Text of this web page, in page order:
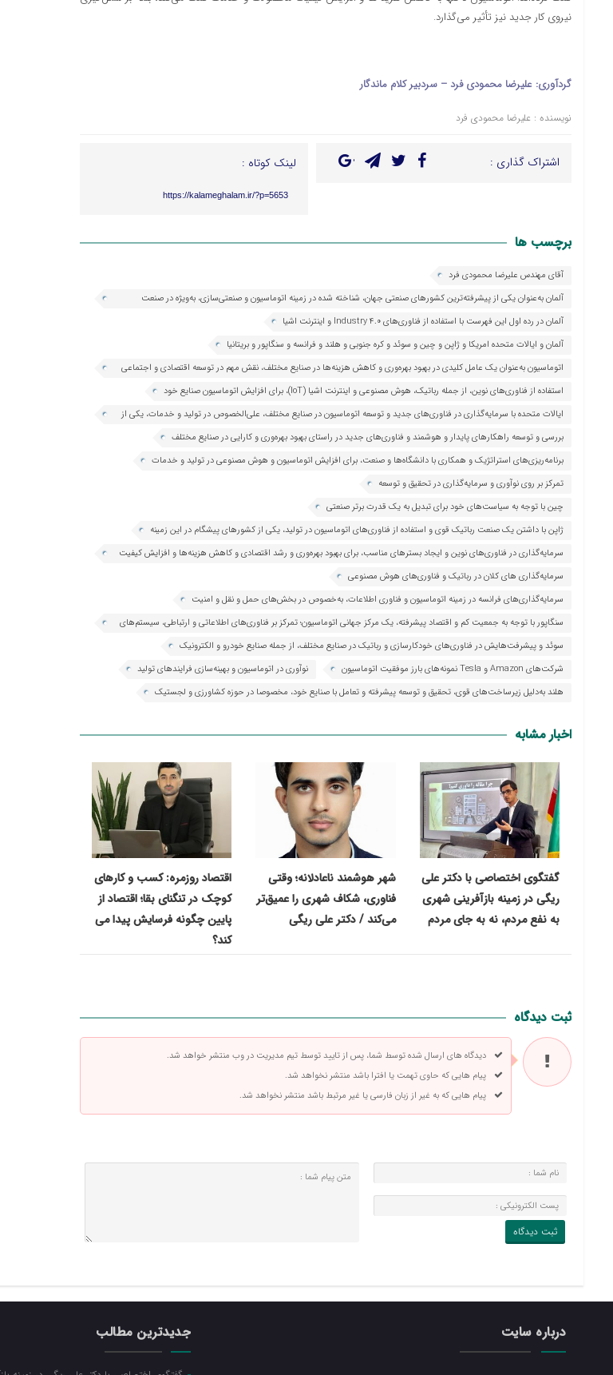
نیروی کار جدید نیز تأثیر می‌گذارد.
گردآوری: علیرضا محمودی فرد – سردبیر کلام ماندگار
نویسنده : علیرضا محمودی فرد
اشتراک گذاری : لینک کوتاه :
https://kalameghalam.ir/?p=5653
برچسب ها
آقای مهندس علیرضا محمودی فرد
آلمان به‌عنوان یکی از پیشرفته‌ترین کشورهای صنعتی جهان، شناخته شده در زمینه اتوماسیون و صنعتی‌سازی، به‌ویژه در صنعت
خودروسازی و ساخت ماشین‌آلات
آلمان در رده اول این فهرست با استفاده از فناوری‌های Industry 4.0 و اینترنت اشیا
آلمان و ایالات متحده امریکا و ژاپن و چین و سوئد و کره جنوبی و هلند و فرانسه و سنگاپور و بریتانیا
اتوماسیون به‌عنوان یک عامل کلیدی در بهبود بهره‌وری و کاهش هزینه‌ها در صنایع مختلف، نقش مهم در توسعه اقتصادی و اجتماعی
کشورها
استفاده از فناوری‌های نوین، از جمله رباتیک، هوش مصنوعی و اینترنت اشیا (IoT)، برای افزایش اتوماسیون صنایع خود
ایالات متحده با سرمایه‌گذاری در فناوری‌های جدید و توسعه اتوماسیون در صنایع مختلف، علی‌الخصوص در تولید و خدمات، یکی از
رهبران جهانی در این حوزه
بررسی و توسعه راهکارهای پایدار و هوشمند و فناوری‌های جدید در راستای بهبود بهره‌وری و کارایی در صنایع مختلف
برنامه‌ریزی‌های استراتژیک و همکاری با دانشگاه‌ها و صنعت، برای افزایش اتوماسیون و هوش مصنوعی در تولید و خدمات
تمرکز بر روی نوآوری و سرمایه‌گذاری در تحقیق و توسعه
چین با توجه به سیاست‌های خود برای تبدیل به یک قدرت برتر صنعتی
ژاپن با داشتن یک صنعت رباتیک قوی و استفاده از فناوری‌های اتوماسیون در تولید، یکی از کشورهای پیشگام در این زمینه
سرمایه‌گذاری در فناوری‌های نوین و ایجاد بسترهای مناسب، برای بهبود بهره‌وری و رشد اقتصادی و کاهش هزینه‌ها و افزایش کیفیت
محصولات و خدمات و شکل‌گیری نیروی کار جدید
سرمایه‌گذاری های کلان در رباتیک و فناوری‌های هوش مصنوعی
سرمایه‌گذاری‌های فرانسه در زمینه اتوماسیون و فناوری اطلاعات، به‌خصوص در بخش‌های حمل و نقل و امنیت
سنگاپور با توجه به جمعیت کم و اقتصاد پیشرفته، یک مرکز جهانی اتوماسیون؛ تمرکز بر فناوری‌های اطلاعاتی و ارتباطی، سیستم‌های
هوشمند شهری و اتوماسیون صنعتی
سوئد و پیشرفت‌هایش در فناوری‌های خودکارسازی و رباتیک در صنایع مختلف، از جمله صنایع خودرو و الکترونیک
شرکت‌های Amazon و Tesla نمونه‌های بارز موفقیت اتوماسیون
نوآوری در اتوماسیون و بهینه‌سازی فرایندهای تولید
هلند به‌دلیل زیرساخت‌های قوی، تحقیق و توسعه پیشرفته و تعامل با صنایع خود، مخصوصا در حوزه کشاورزی و لجستیک
اخبار مشابه
گفتگوی اختصاصی با دکتر علی
ریگی در زمینه بازآفرینی شهری
به نفع مردم، نه به جای مردم
شهر هوشمند ناعادلانه؛ وقتی
فناوری، شکاف شهری را عمیق‌تر
می‌کند / دکتر علی ریگی
اقتصاد روزمره: کسب‌ و کارهای
کوچک در تنگنای بقا؛ اقتصاد از
پایین چگونه فرسایش پیدا می
کند؟
ثبت دیدگاه
دیدگاه های ارسال شده توسط شما، پس از تایید توسط تیم مدیریت در وب منتشر خواهد شد.
پیام هایی که حاوی تهمت یا افترا باشد منتشر نخواهد شد.
پیام هایی که به غیر از زبان فارسی یا غیر مرتبط باشد منتشر نخواهد شد.
درباره سایت جدیدترین مطالب